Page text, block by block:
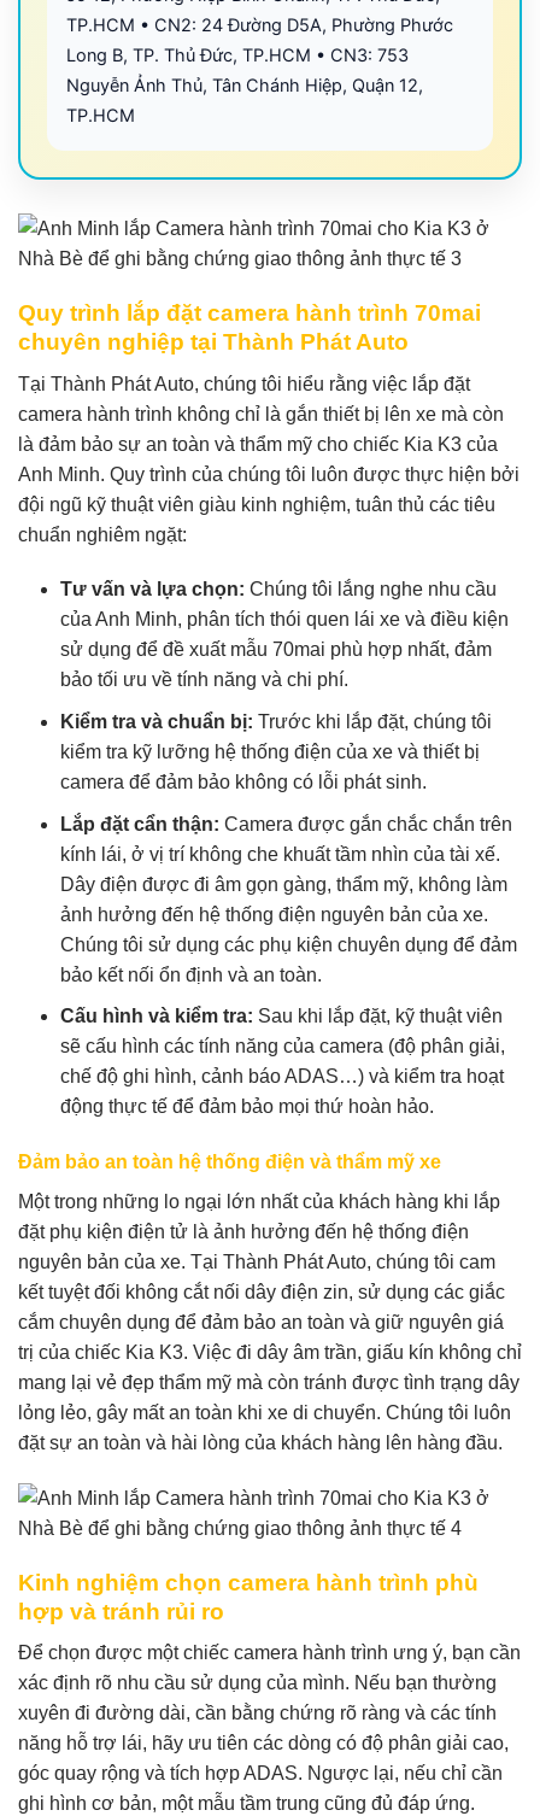
TP.HCM • CN2: 24 Đường D5A, Phường Phước
Long B, TP. Thủ Đức, TP.HCM • CN3: 753
Nguyễn Ảnh Thủ, Tân Chánh Hiệp, Quận 12,
TP.HCM
Quy trình lắp đặt camera hành trình 70mai
chuyên nghiệp tại Thành Phát Auto
Tại Thành Phát Auto, chúng tôi hiểu rằng việc lắp đặt
camera hành trình không chỉ là gắn thiết bị lên xe mà còn
là đảm bảo sự an toàn và thẩm mỹ cho chiếc Kia K3 của
Anh Minh. Quy trình của chúng tôi luôn được thực hiện bởi
đội ngũ kỹ thuật viên giàu kinh nghiệm, tuân thủ các tiêu
chuẩn nghiêm ngặt:
Tư vấn và lựa chọn: Chúng tôi lắng nghe nhu cầu
của Anh Minh, phân tích thói quen lái xe và điều kiện
sử dụng để đề xuất mẫu 70mai phù hợp nhất, đảm
bảo tối ưu về tính năng và chi phí.
Kiểm tra và chuẩn bị: Trước khi lắp đặt, chúng tôi
kiểm tra kỹ lưỡng hệ thống điện của xe và thiết bị
camera để đảm bảo không có lỗi phát sinh.
Lắp đặt cẩn thận: Camera được gắn chắc chắn trên
kính lái, ở vị trí không che khuất tầm nhìn của tài xế.
Dây điện được đi âm gọn gàng, thẩm mỹ, không làm
ảnh hưởng đến hệ thống điện nguyên bản của xe.
Chúng tôi sử dụng các phụ kiện chuyên dụng để đảm
bảo kết nối ổn định và an toàn.
Cấu hình và kiểm tra: Sau khi lắp đặt, kỹ thuật viên
sẽ cấu hình các tính năng của camera (độ phân giải,
chế độ ghi hình, cảnh báo ADAS…) và kiểm tra hoạt
động thực tế để đảm bảo mọi thứ hoàn hảo.
Đảm bảo an toàn hệ thống điện và thẩm mỹ xe
Một trong những lo ngại lớn nhất của khách hàng khi lắp
đặt phụ kiện điện tử là ảnh hưởng đến hệ thống điện
nguyên bản của xe. Tại Thành Phát Auto, chúng tôi cam
kết tuyệt đối không cắt nối dây điện zin, sử dụng các giắc
cắm chuyên dụng để đảm bảo an toàn và giữ nguyên giá
trị của chiếc Kia K3. Việc đi dây âm trần, giấu kín không chỉ
mang lại vẻ đẹp thẩm mỹ mà còn tránh được tình trạng dây
lỏng lẻo, gây mất an toàn khi xe di chuyển. Chúng tôi luôn
đặt sự an toàn và hài lòng của khách hàng lên hàng đầu.
Kinh nghiệm chọn camera hành trình phù
hợp và tránh rủi ro
Để chọn được một chiếc camera hành trình ưng ý, bạn cần
xác định rõ nhu cầu sử dụng của mình. Nếu bạn thường
xuyên đi đường dài, cần bằng chứng rõ ràng và các tính
năng hỗ trợ lái, hãy ưu tiên các dòng có độ phân giải cao,
góc quay rộng và tích hợp ADAS. Ngược lại, nếu chỉ cần
ghi hình cơ bản, một mẫu tầm trung cũng đủ đáp ứng.